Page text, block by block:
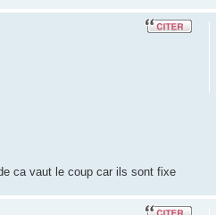
ca vaut le coup car ils sont fixe